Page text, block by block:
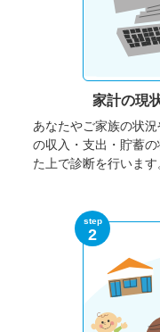
家計の現
あなたやご家族の状況
の収入・支出・貯蓄
た上で診断を行います
step
2